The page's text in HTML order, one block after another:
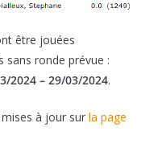
être jouées
sans ronde prévue :
2024 – 29/03/2024.
à jour sur la page